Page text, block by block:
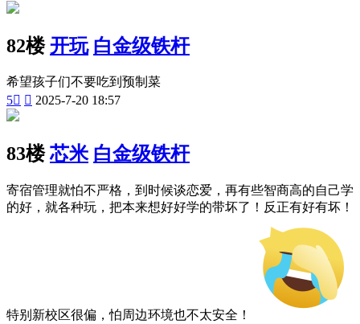
82楼 开玩 白金级铁杆
希望孩子们不要吃到预制菜
5  2025-7-20 18:57
83楼 芯米 白金级铁杆
寄宿管理就怕不严格，到时候谈恋爱，再有些智商高的自己学
的好，就各种玩，把本来想好好学的带坏了！反正有好有坏！
特别新校区很偏，怕周边环境也不太安全！